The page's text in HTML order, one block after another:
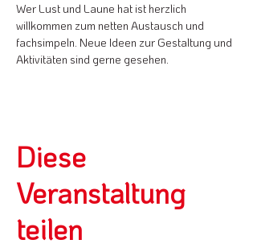
Wer Lust und Laune hat ist herzlich
willkommen zum netten Austausch und
fachsimpeln. Neue Ideen zur Gestaltung und
Aktivitäten sind gerne gesehen.
Diese
Veranstaltung
teilen